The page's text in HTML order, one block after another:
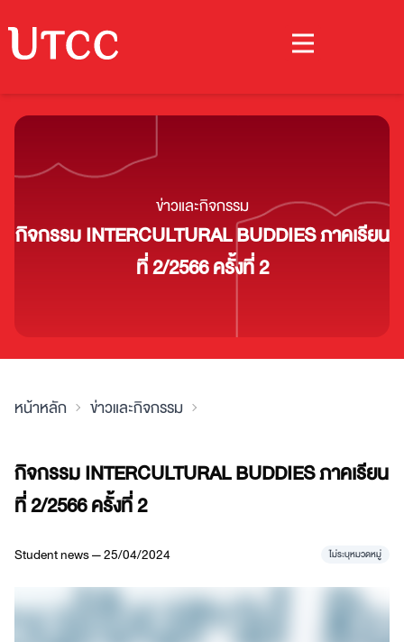
ข่าวและกิจกรรม
กิจกรรม INTERCULTURAL BUDDIES ภาคเรียน
ที่ 2/2566 ครั้งที่ 2
หน้าหลัก ข่าวและกิจกรรม
กิจกรรม INTERCULTURAL BUDDIES ภาคเรียน
ที่ 2/2566 ครั้งที่ 2
Student news — 25/04/2024 ไม่ระบุหมวดหมู่